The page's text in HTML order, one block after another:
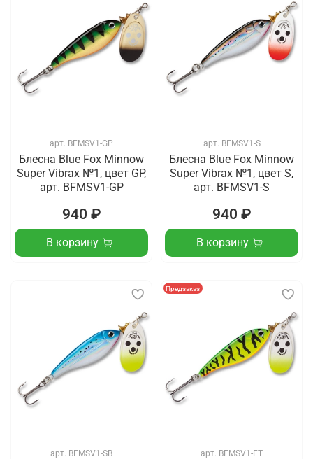
арт. BFMSV1-GP
Блесна Blue Fox Minnow
Super Vibrax №1, цвет GP,
арт. BFMSV1-GP
940 ₽
В корзину
арт. BFMSV1-S
Блесна Blue Fox Minnow
Super Vibrax №1, цвет S,
арт. BFMSV1-S
940 ₽
В корзину
арт. BFMSV1-SB
Предзаказ
арт. BFMSV1-FT